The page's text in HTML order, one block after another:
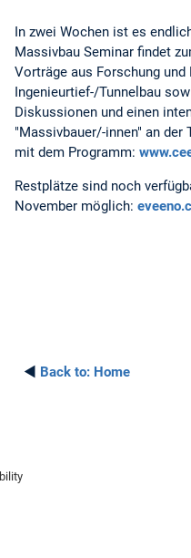
In zwei Wochen ist es
Massivbau Seminar findet
Vorträge aus Forschung
Ingenieurtief-/Tunnelbau
Diskussionen und einen
"Massivbauer/-innen" an
mit dem Programm:
Restplätze sind noch
November möglich:
◄ Back to: Home